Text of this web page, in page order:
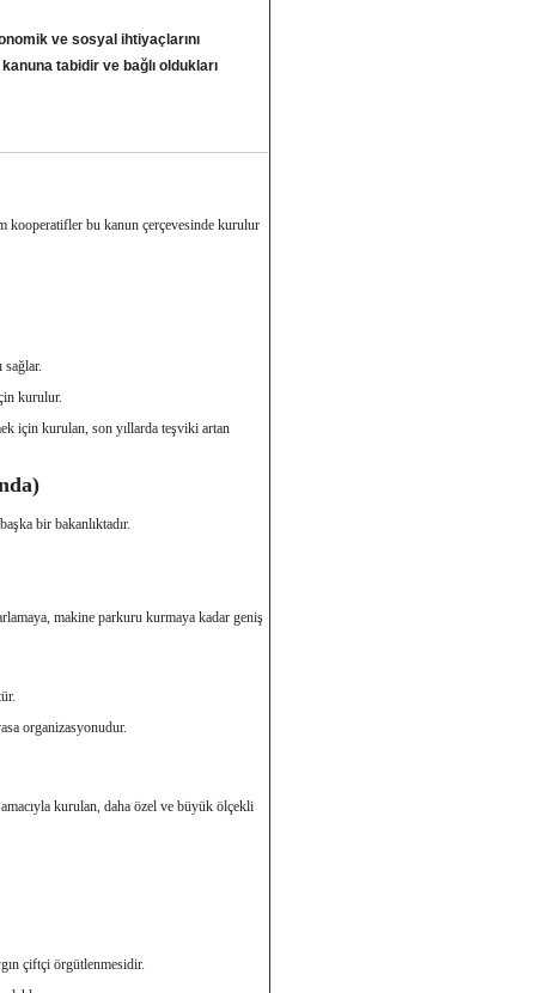
ve sosyal ihtiyaçlarını
kanunatabidir ve bağlı oldukları
bu kanun çerçevesinde kurulur
sağlar.
kurulur.
için kurulan, son yıllarda teşviki artan
bir bakanlıktadır.
makine parkuru kurmaya kadar geniş
organizasyonudur.
kurulan, daha özel ve büyük ölçekli
çiftçi örgütlenmesidir.